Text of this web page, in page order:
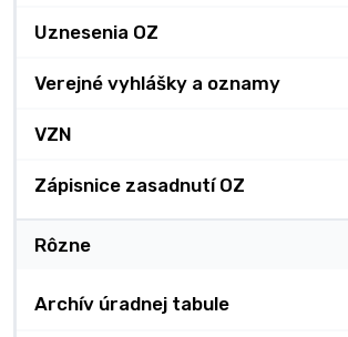
Uznesenia OZ
Verejné vyhlášky a oznamy
VZN
Zápisnice zasadnutí OZ
Rôzne
Archív úradnej tabule